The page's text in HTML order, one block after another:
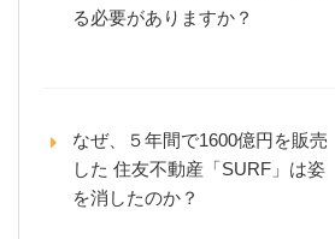
る必要がありますか？
なぜ、５年間で1600億円を販売
した 住友不動産「SURF」は姿
を消したのか？